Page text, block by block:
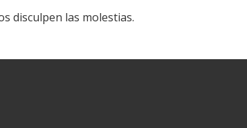
disculpen las molestias.